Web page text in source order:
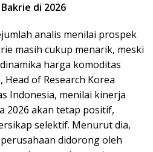
di 2026
analis menilai prospek
masih cukup menarik, meski
harga komoditas
of Research Korea
Indonesia, menilai kinerja
2026 akan tetap positif,
selektif. Menurut dia,
didorong oleh